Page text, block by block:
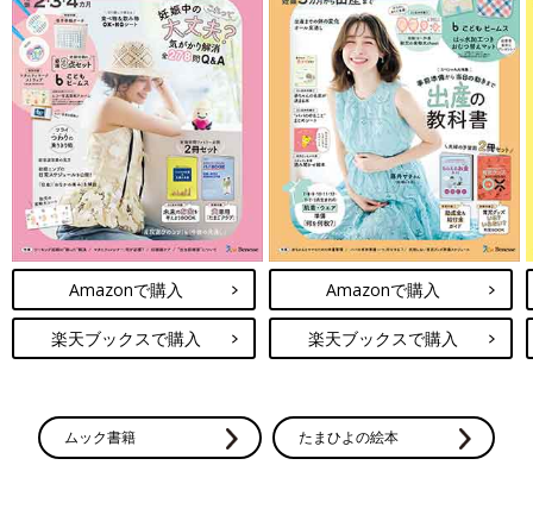
Amazonで購入
楽天ブックスで購入
Amazonで購入
楽天ブックスで購入
ムック書籍 たまひよの絵本